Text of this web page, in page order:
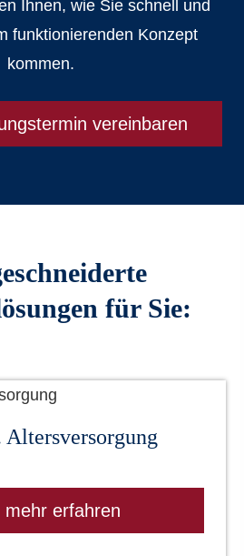
Ihnen, wie Sie schnell und
funktionierenden Konzept
kommen.
vereinbaren
für Sie:
mehr erfahren